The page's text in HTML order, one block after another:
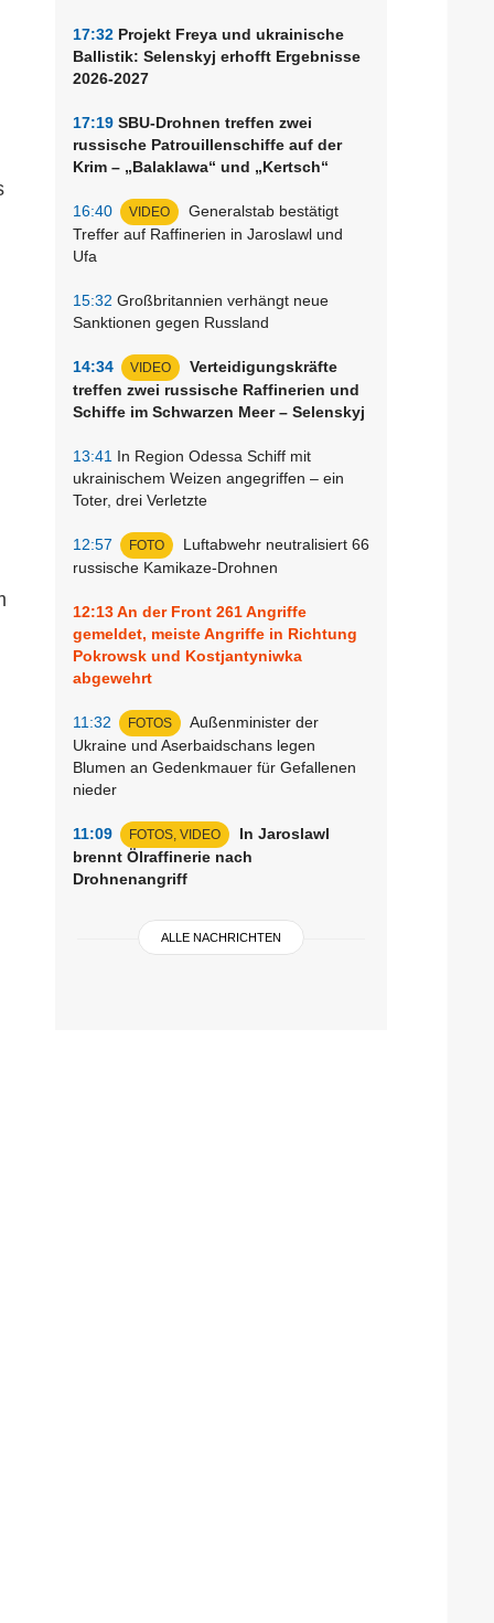
17:32 Projekt Freya und ukrainische
Ballistik: Selenskyj erhofft Ergebnisse
2026-2027
17:19 SBU-Drohnen treffen zwei
russische Patrouillenschiffe auf der
Krim – „Balaklawa“ und „Kertsch“
16:40 VIDEO
Generalstab bestätigt
Treffer auf Raffinerien in Jaroslawl und
Ufa
15:32 Großbritannien verhängt neue
Sanktionen gegen Russland
14:34 VIDEO
Verteidigungskräfte
treffen zwei russische Raffinerien und
Schiffe im Schwarzen Meer – Selenskyj
13:41 In Region Odessa Schiff mit
ukrainischem Weizen angegriffen – ein
Toter, drei Verletzte
12:57 FOTO
Luftabwehr neutralisiert 66
russische Kamikaze-Drohnen
12:13An der Front 261 Angriffe
gemeldet, meiste Angriffe in Richtung
Pokrowsk und Kostjantyniwka
abgewehrt
11:32 FOTOS
Außenminister der
Ukraine und Aserbaidschans legen
Blumen an Gedenkmauer für Gefallenen
nieder
11:09 FOTOS, VIDEO
In Jaroslawl
brennt Ölraffinerie nach
Drohnenangriff
ALLE NACHRICHTEN